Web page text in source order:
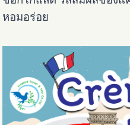
หอมอร่อย